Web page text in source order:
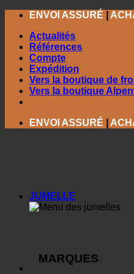
Passer
contenu
ENVOI ASSURÉ
Actualités
Références
Compte
Expédition
Vers la boutique de
Vers la boutique
ENVOI ASSURÉ
JUMELLE
MARQUES